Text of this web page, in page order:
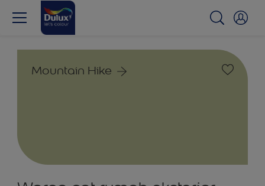
Mountain Hike